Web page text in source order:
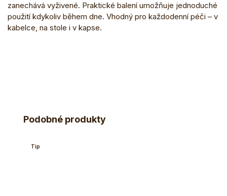
zanechává vyživené. Praktické balení umožňuje jednoduché
použití kdykoliv během dne. Vhodný pro každodenní péči – v
kabelce, na stole i v kapse.
Podobné produkty
Tip